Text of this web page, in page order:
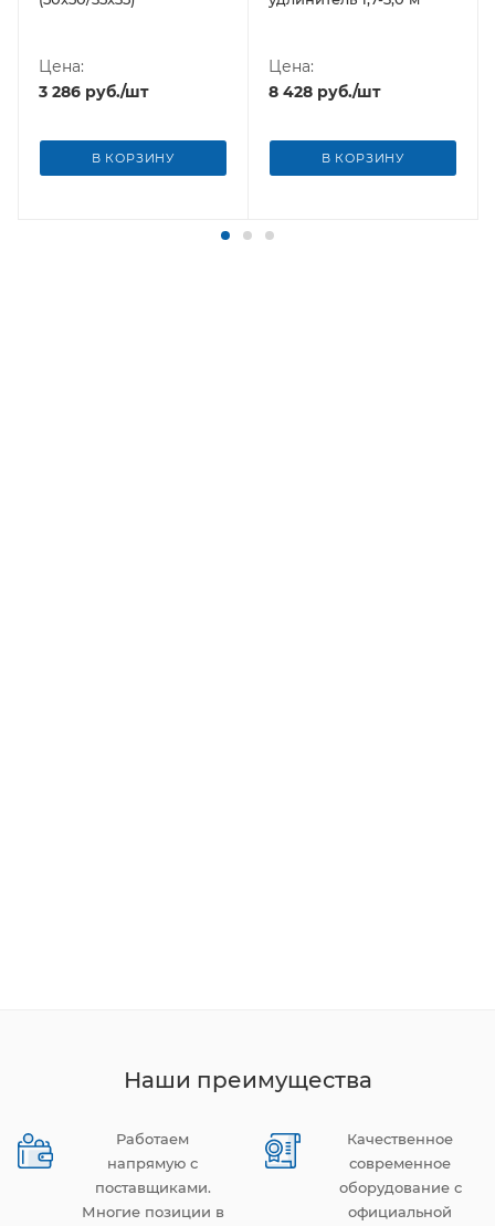
Цена:
3 286 руб./шт
В КОРЗИНУ
Цена:
8 428 руб./шт
В КОРЗИНУ
Наши преимущества
Работаем
напрямую с
поставщиками.
Многие позиции в
Качественное
современное
оборудование с
официальной